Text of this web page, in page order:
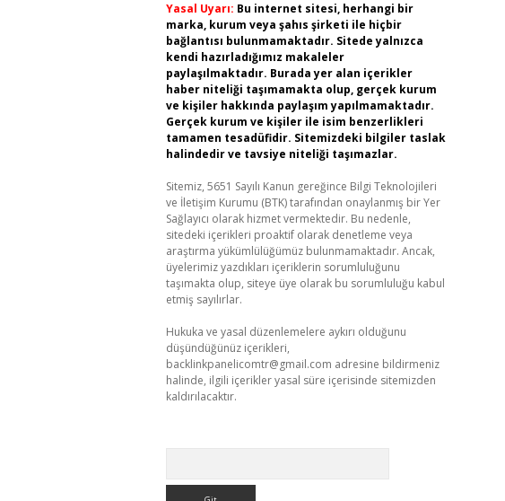
Yasal Uyarı: Bu internet sitesi, herhangi bir
marka, kurum veya şahıs şirketi ile hiçbir
bağlantısı bulunmamaktadır. Sitede yalnızca
kendi hazırladığımız makaleler
paylaşılmaktadır. Burada yer alan içerikler
haber niteliği taşımamakta olup, gerçek kurum
ve kişiler hakkında paylaşım yapılmamaktadır.
Gerçek kurum ve kişiler ile isim benzerlikleri
tamamen tesadüfidir. Sitemizdeki bilgiler taslak
halindedir ve tavsiye niteliği taşımazlar.
Sitemiz, 5651 Sayılı Kanun gereğince Bilgi Teknolojileri
ve İletişim Kurumu (BTK) tarafından onaylanmış bir Yer
Sağlayıcı olarak hizmet vermektedir. Bu nedenle,
sitedeki içerikleri proaktif olarak denetleme veya
araştırma yükümlülüğümüz bulunmamaktadır. Ancak,
üyelerimiz yazdıkları içeriklerin sorumluluğunu
taşımakta olup, siteye üye olarak bu sorumluluğu kabul
etmiş sayılırlar.
Hukuka ve yasal düzenlemelere aykırı olduğunu
düşündüğünüz içerikleri,
backlinkpanelicomtr@gmail.com adresine bildirmeniz
halinde, ilgili içerikler yasal süre içerisinde sitemizden
kaldırılacaktır.